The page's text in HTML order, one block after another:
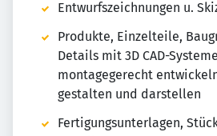
Entwurfszeichnungen u.
Produkte, Einzelteile,
Details mit 3D CAD-
montagegerecht
gestalten und darstellen
Fertigungsunterlagen,